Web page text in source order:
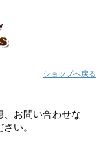
ショップへ戻る
、お問い合わせな
い。